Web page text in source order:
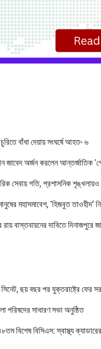
বাঁধা দেয়ায় সংঘর্ষে আহত- ৬
জাবেদ অর্জন করলেন আন্তর্জাতিক
সেবায় গতি, প্রশাসনিক
মহাসমাবেশ, ‘হিজবুত তাওহীদ’
বাস্তবায়নের দাবিতে দিনাজপুরে
সিনেট, ছয় বছর পর যুক্তরাষ্ট্রে ফের
পরিষদের সাধারণ সভা অনুষ্ঠিত
বিশেষ বিসিএস: স্বাস্থ্য